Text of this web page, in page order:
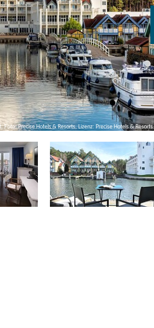
Foto: Precise Hotels & Resorts, Lizenz: Precise Hotels & Resorts